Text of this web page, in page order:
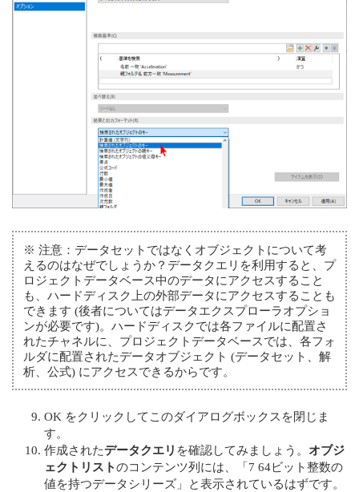
※ 注意：データセットではなくオブジェクトについて考
えるのはなぜでしょうか？データクエリを利用すると、プ
ロジェクトデータベース中のデータにアクセスすること
も、ハードディスク上の外部データにアクセスすることも
できます (後者についてはデータエクスプローラオプショ
ンが必要です)。ハードディスクでは各ファイルに配置さ
れたチャネルに、プロジェクトデータベースでは、各フォ
ルダに配置されたデータオブジェクト (データセット、解
析、公式) にアクセスできるからです。
OK をクリックしてこのダイアログボックスを閉じま
す。
作成されたデータクエリ を確認してみましょう。 オブジ
ェクトリストのコンテンツ列には、「7 64ビット整数の
値を持つデータシリーズ」と表示されているはずです。